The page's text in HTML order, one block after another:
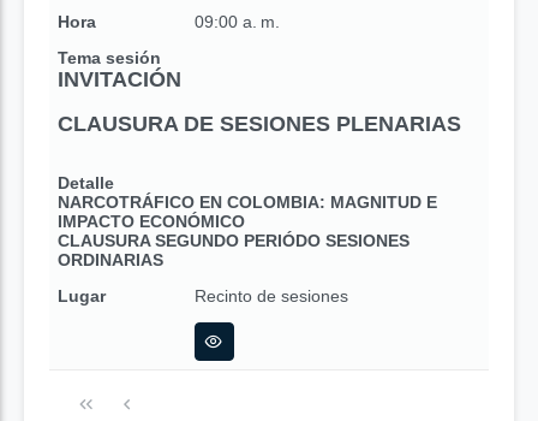
Hora
09:00 a. m.
Tema sesión
INVITACIÓN
CLAUSURA DE SESIONES PLENARIAS
Detalle
NARCOTRÁFICO EN COLOMBIA: MAGNITUD E
IMPACTO ECONÓMICO
CLAUSURA SEGUNDO PERIÓDO SESIONES
ORDINARIAS
Lugar
Recinto de sesiones